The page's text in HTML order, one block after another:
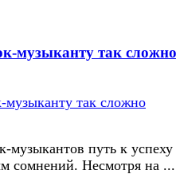
музыканту так сложно
путь к успеху
сомнений. Несмотря на ...